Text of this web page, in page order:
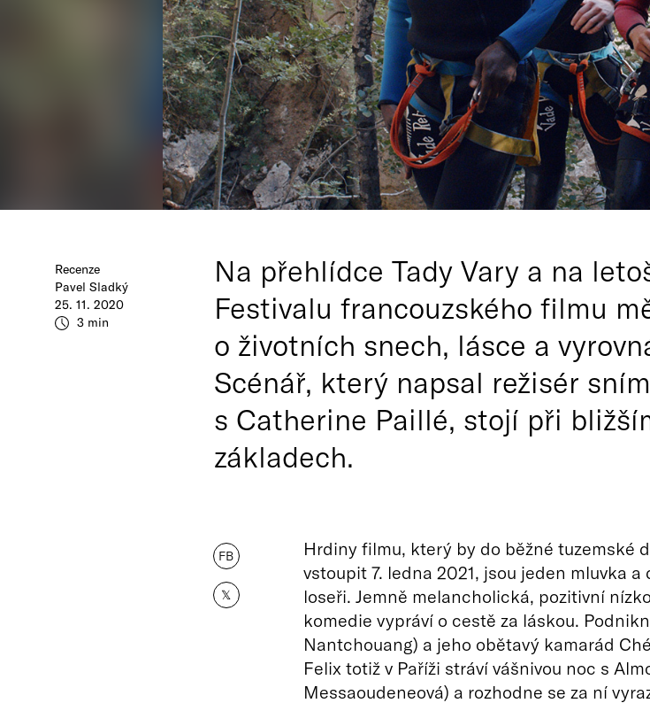
Recenze
Pavel Sladký
25. 11. 2020
3 min
Na přehlídce Tady Vary a na
Festivalu francouzského filmu
o životních snech, lásce a
Scénář, který napsal režisér
s Catherine Paillé, stojí při
základech.
FB
𝕏
Hrdiny filmu, který by do běžné tuzemské
vstoupit 7. ledna 2021, jsou jeden mluvka a
loseři. Jemně melancholická, pozitivní
komedie vypráví o cestě za láskou.
Nantchouang) a jeho obětavý kamarád
Felix totiž v Paříži stráví vášnivou noc s
Messaoudeneová) a rozhodne se za ní